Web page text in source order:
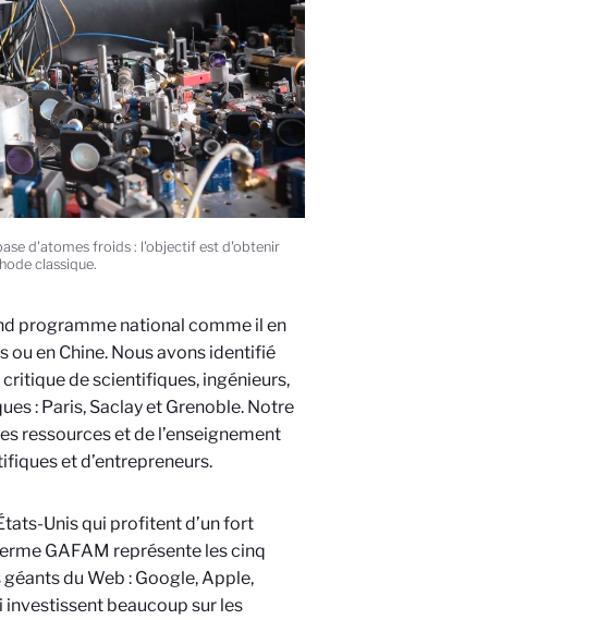
d'atomes froids : l'objectif est d'obtenir
classique.
programme national comme il en
ou en Chine. Nous avons identifié
de scientifiques, ingénieurs,
: Paris, Saclay et Grenoble. Notre
ressources et de l’enseignement
et d’entrepreneurs.
Unis qui profitent d’un fort
GAFAM représente les cinq
du Web : Google, Apple,
investissent beaucoup sur les